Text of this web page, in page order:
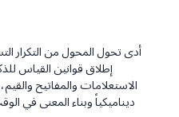
أدى تحول المحول من التكرار
إطلاق قوانين القياس
الاستعلامات والمفاتيح
ديناميكياً وبناء المعنى في